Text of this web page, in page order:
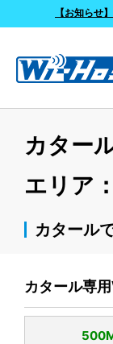
【お知らせ
よくあるご質問
カター
エリア
カタール
カタール専